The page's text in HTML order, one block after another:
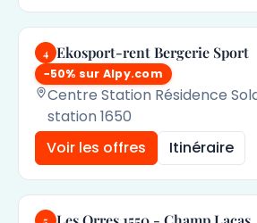
4 Ekosport-rent Bergerie Sport
−50% sur Alpy.com
Centre Station Résidence
station 1650
Voir les offres
Itinéraire
5